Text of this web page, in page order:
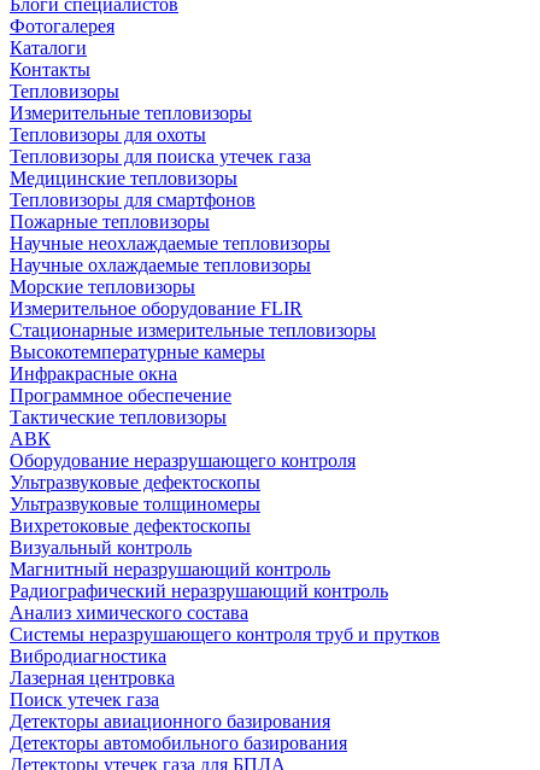
Блоги специалистов
Фотогалерея
Каталоги
Контакты
Тепловизоры
Измерительные тепловизоры
Тепловизоры для охоты
Тепловизоры для поиска утечек газа
Медицинские тепловизоры
Тепловизоры для смартфонов
Пожарные тепловизоры
Научные неохлаждаемые тепловизоры
Научные охлаждаемые тепловизоры
Морские тепловизоры
Измерительное оборудование FLIR
Стационарные измерительные тепловизоры
Высокотемпературные камеры
Инфракрасные окна
Программное обеспечение
Тактические тепловизоры
АВК
Оборудование неразрушающего контроля
Ультразвуковые дефектоскопы
Ультразвуковые толщиномеры
Вихретоковые дефектоскопы
Визуальный контроль
Магнитный неразрушающий контроль
Радиографический неразрушающий контроль
Анализ химического состава
Системы неразрушающего контроля труб и прутков
Вибродиагностика
Лазерная центровка
Поиск утечек газа
Детекторы авиационного базирования
Детекторы автомобильного базирования
Детекторы утечек газа для БПЛА